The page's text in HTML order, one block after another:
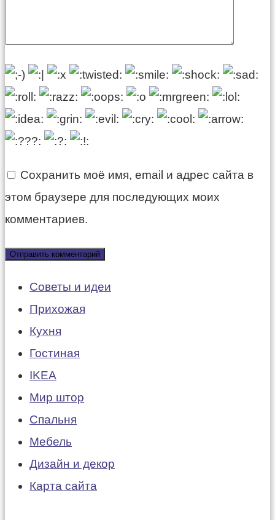
Сохранить моё имя, email и адрес сайта в
этом браузере для последующих моих
комментариев.
Советы и идеи
Прихожая
Кухня
Гостиная
IKEA
Мир штор
Спальня
Мебель
Дизайн и декор
Карта сайта